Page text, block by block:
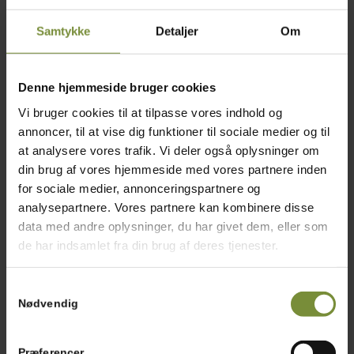
Samtykke Detaljer Om
Denne hjemmeside bruger cookies
Vi bruger cookies til at tilpasse vores indhold og
annoncer, til at vise dig funktioner til sociale medier og til
at analysere vores trafik. Vi deler også oplysninger om
din brug af vores hjemmeside med vores partnere inden
for sociale medier, annonceringspartnere og
analysepartnere. Vores partnere kan kombinere disse
data med andre oplysninger, du har givet dem, eller som
de har indsamlet fra din brug af deres tjenester.
Nødvendig
1 bdt. Purløg, finthakket
PYNT Evt. timianblomster eller andre urter
Tilberedning
Tænd grillen og lad den varme godt op.
Marinér kyllingebrystet i olivenolie, revet hvidløg, finthakket
timian og rosmarin. Krydr
med salt og peber.
Steg kyllingebrystet på grillen med skindsiden nedad. Vend
ca. 15 min. i alt. Lad derefter kyllingebrystet hvile i 5
Imens skrubbes og vaskes kartoflerne.